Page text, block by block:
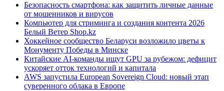
Безопасность смартфона: как защитить личные данные
от мошенников и вирусов
Компьютер для стриминга и создания контента 2026
Белый Ветер Shop.kz
Хоккейное сообщество Беларуси возложило цветы к
Монументу Победы в Минске
Китайские AI-команды ищут GPU за рубежом: дефицит
ускоряет отток технологий и капитала
AWS запустила European Sovereign Cloud: новый этап
суверенного облака в Европе